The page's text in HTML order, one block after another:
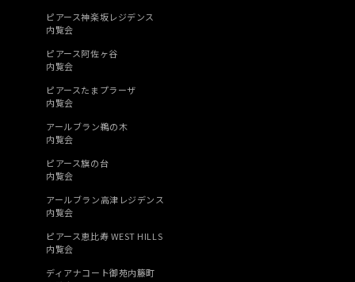
ピアース神楽坂レジデンス
内覧会
ピアース阿佐ヶ谷
内覧会
ピアースたまプラーザ
内覧会
アールブラン鵜の木
内覧会
ピアース旗の台
内覧会
アールブラン高津レジデンス
内覧会
ピアース恵比寿 WEST HILLS
内覧会
ディアナコート御苑内籐町